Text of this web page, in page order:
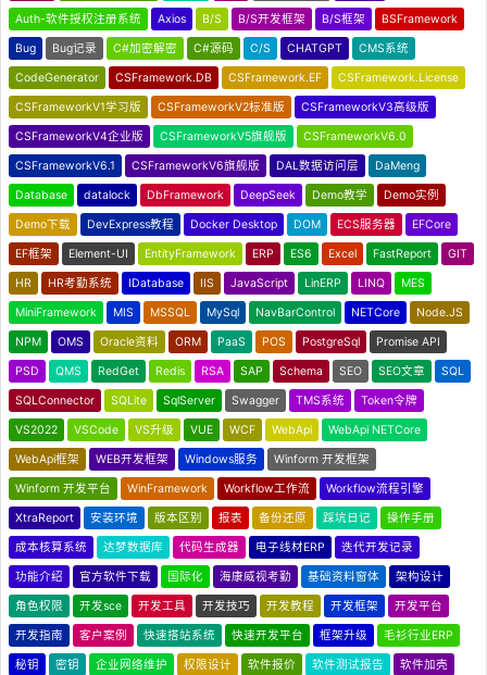
Auth-软件授权注册系统 Axios B/S B/S开发框架 B/S框架 BSFramework
Bug Bug记录 C#加密解密 C#源码 C/S CHATGPT CMS系统
CodeGenerator CSFramework.DB CSFramework.EF CSFramework.License
CSFrameworkV1学习版 CSFrameworkV2标准版 CSFrameworkV3高级版
CSFrameworkV4企业版 CSFrameworkV5旗舰版 CSFrameworkV6.0
CSFrameworkV6.1 CSFrameworkV6旗舰版 DAL数据访问层 DaMeng
Database datalock DbFramework DeepSeek Demo教学 Demo实例
Demo下载 DevExpress教程 Docker Desktop DOM ECS服务器 EFCore
EF框架 Element-UI EntityFramework ERP ES6 Excel FastReport GIT
HR HR考勤系统 IDatabase IIS JavaScript LinERP LINQ MES
MiniFramework MIS MSSQL MySql NavBarControl NETCore Node.JS
NPM OMS Oracle资料 ORM PaaS POS PostgreSql Promise API
PSD QMS RedGet Redis RSA SAP Schema SEO SEO文章 SQL
SQLConnector SQLite SqlServer Swagger TMS系统 Token令牌
VS2022 VSCode VS升级 VUE WCF WebApi WebApi NETCore
WebApi框架 WEB开发框架 Windows服务 Winform 开发框架
Winform 开发平台 WinFramework Workflow工作流 Workflow流程引擎
XtraReport 安装环境 版本区别 报表 备份还原 踩坑日记 操作手册
成本核算系统 达梦数据库 代码生成器 电子线材ERP 迭代开发记录
功能介绍 官方软件下载 国际化 海康威视考勤 基础资料窗体 架构设计
角色权限 开发sce 开发工具 开发技巧 开发教程 开发框架 开发平台
开发指南 客户案例 快速搭站系统 快速开发平台 框架升级 毛衫行业ERP
秘钥 密钥 企业网络维护 权限设计 软件报价 软件测试报告 软件加壳